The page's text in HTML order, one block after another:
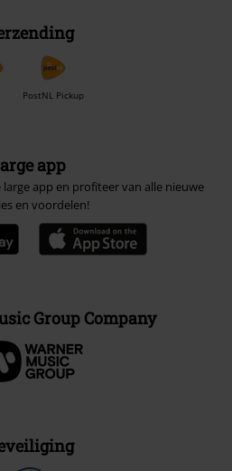
PostNL Pickup
app
app en profiteer van alle nieuwe
en voordelen!
Group Company